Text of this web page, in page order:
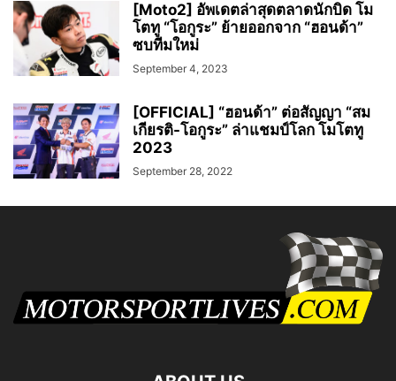
[Moto2] อัพเดตล่าสุดตลาดนักบิด โม
โตทู “โอกูระ” ย้ายออกจาก “ฮอนด้า”
ซบทีมใหม่
September 4, 2023
[OFFICIAL] “ฮอนด้า” ต่อสัญญา “สม
เกียรติ-โอกูระ” ล่าแชมป์โลก โมโตทู
2023
September 28, 2022